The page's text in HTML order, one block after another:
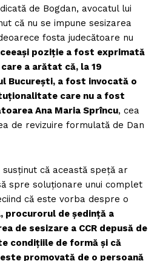
de Bogdan, avocatul lui
că nu se impune sesizarea
fosta judecătoare nu
poziție a fost exprimată
a arătat că, la 19
București, a fost invocată o
care nu a fost
Ana Maria Sprîncu, cea
de revizuire formulată de Dan
că această speță ar
spre soluționare unui complet
că este vorba despre o
procurorul de ședință a
de sesizare a CCR depusă de
condițiile de formă și că
promovată de o persoană